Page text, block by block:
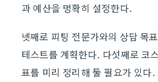
과 예산을 명확히 설정한다.
넷째로 피팅 전문가와의 상담 목
테스트를 계획한다. 다섯째로 코
표를 미리 정리해 둘 필요가 있다